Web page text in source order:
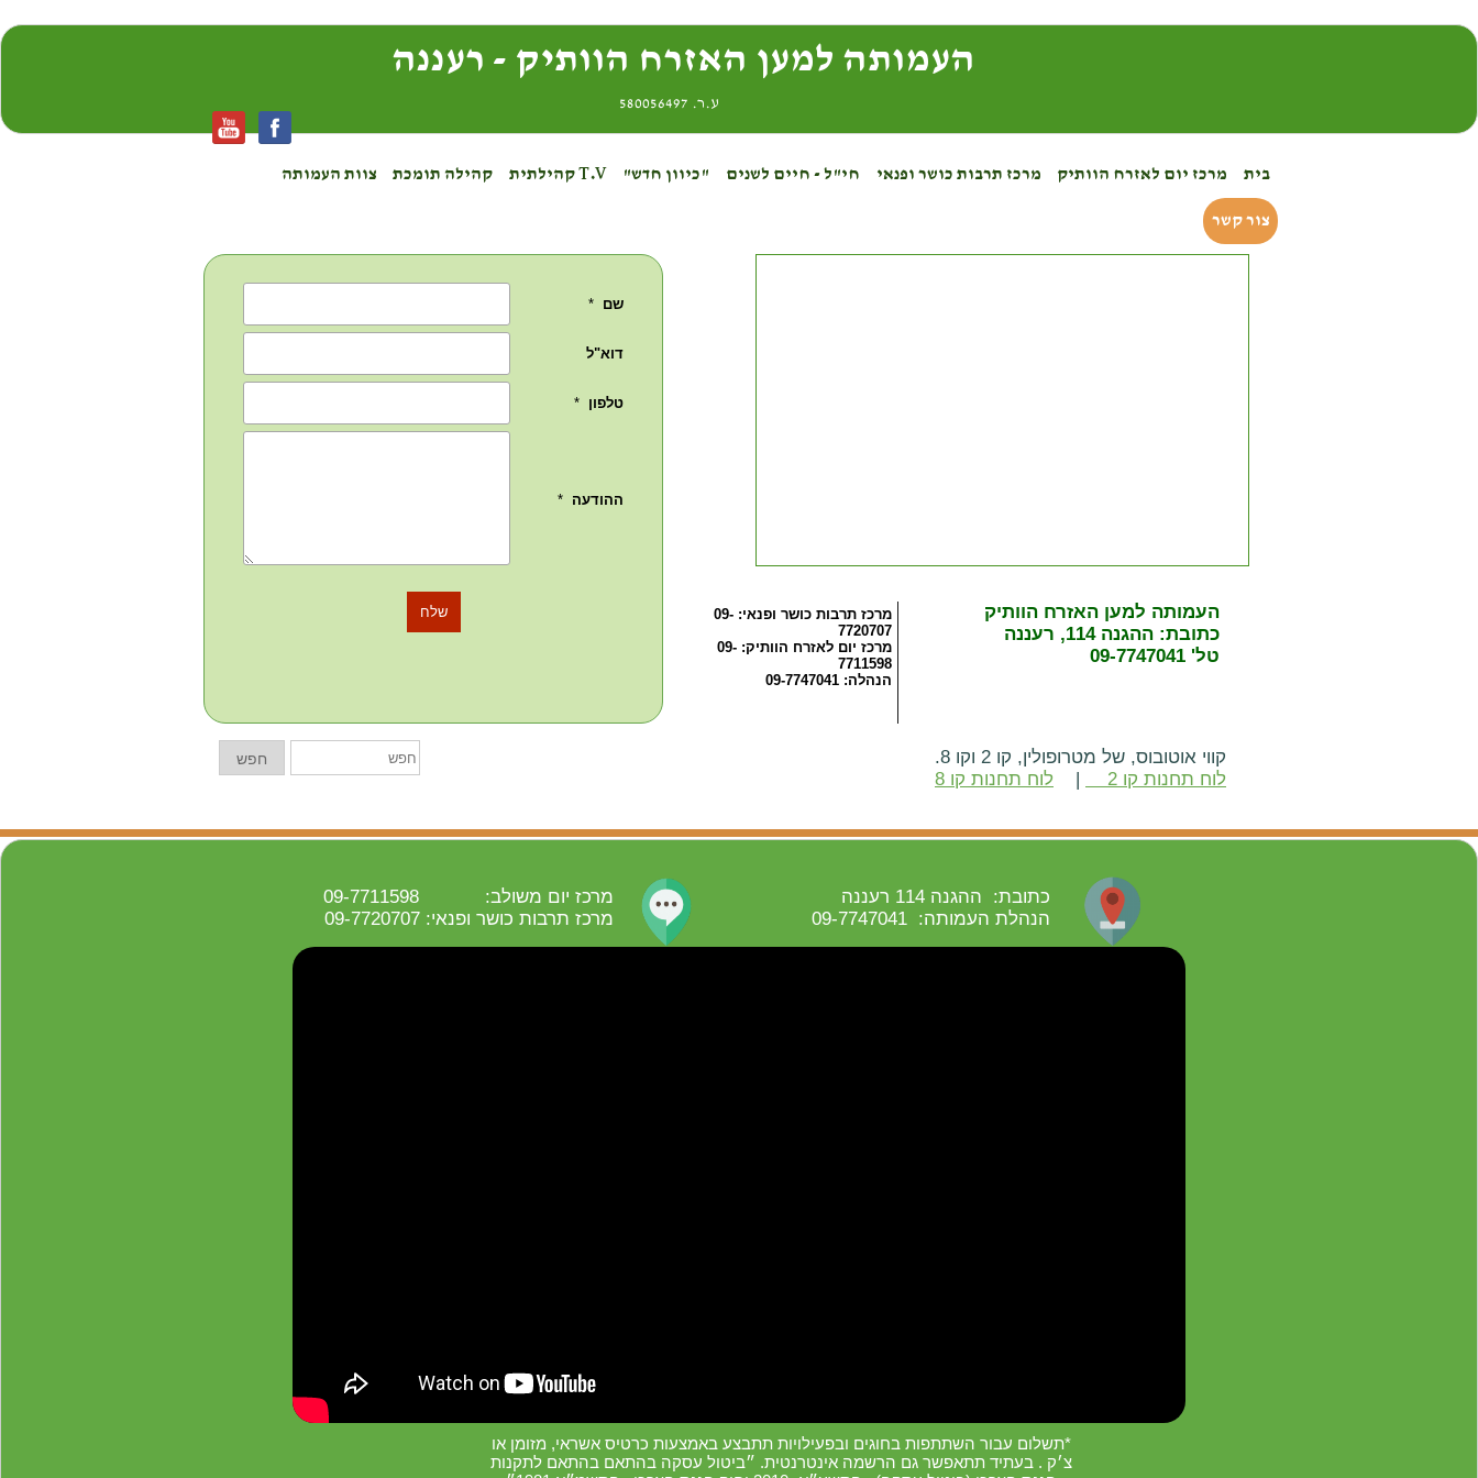
העמותה למען האזרח הוותיק - רעננה
ע.ר. 580056497
בית מרכז יום לאזרח הוותיק מרכז תרבות כושר ופנאי חי"ל - חיים לשנים "כיוון חדש" T.V קהילתית קהילה תומכת צוות העמותה
צור קשר
העמותה למען האזרח הוותיק
כתובת: ההגנה 114, רעננה
טל' 09-7747041
מרכז תרבות כושר ופנאי: 09-
7720707
מרכז יום לאזרח הוותיק: 09-
7711598
הנהלה: 09-7747041
קווי אוטובוס, של מטרופולין, קו 2 וקו 8.
לוח תחנות קו 2
| לוח תחנות קו 8
חפש
כתובת: ההגנה 114 רעננה
הנהלת העמותה: 09-7747041
מרכז יום משולב: 09-7711598
מרכז תרבות כושר ופנאי: 09-7720707
‏*תשלום עבור השתתפות בחוגים ובפעילויות תתבצע באמצעות כרטיס אשראי, מזומן או
צ׳ק . בעתיד תתאפשר גם הרשמה אינטרנטית. ״ביטול עסקה בהתאם בהתאם לתקנות